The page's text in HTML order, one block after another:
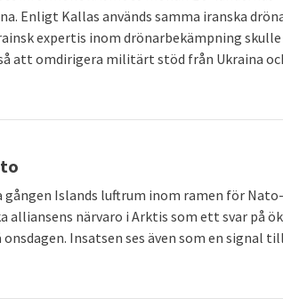
Enligt Kallas används samma iranska
expertis inom drönarbekämpning skulle
att omdirigera militärt stöd från Ukraina
Islands luftrum inom ramen för Nato-
närvaro i Arktis som ett svar på
onsdagen. Insatsen ses även som en signal